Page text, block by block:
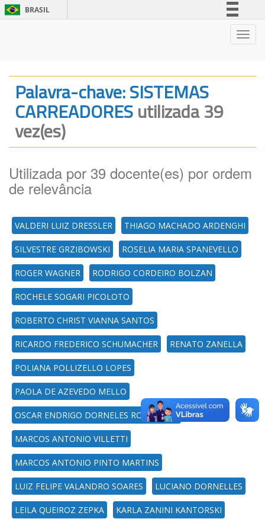
BRASIL
Legislação
Canais
Palavra-chave: SISTEMAS
CARREADORESutilizada 39
vez(es)
Utilizada por 39 docente(es) por ordem
de relevância
VALDERI LUIZ DRESSLER THIAGO MACHADO ARDENGHI
SILVESTRE GRZIBOWSKI ROSELIA MARIA SPANEVELLO
ROGER WAGNER RODRIGO CORDEIRO BOLZAN
ROCHELE SOGARI PICOLOTO
ROBERTO CHRIST VIANNA SANTOS
RICARDO FREDERICO SCHUMACHER RENATO ZANELLA
POLIANA POLLIZELLO LOPES
PAOLA DE AZEVEDO MELLO
OSCAR ENDRIGO DORNELES RODRIGUES
MARCOS ANTONIO VILLETTI
MARCOS ANTONIO PINTO MARTINS
LUIZ FELIPE VALANDRO SOARES LUCIANO DORNELLES
LEILA QUEIROZ ZEPKA KARLA ZANINI KANTORSKI